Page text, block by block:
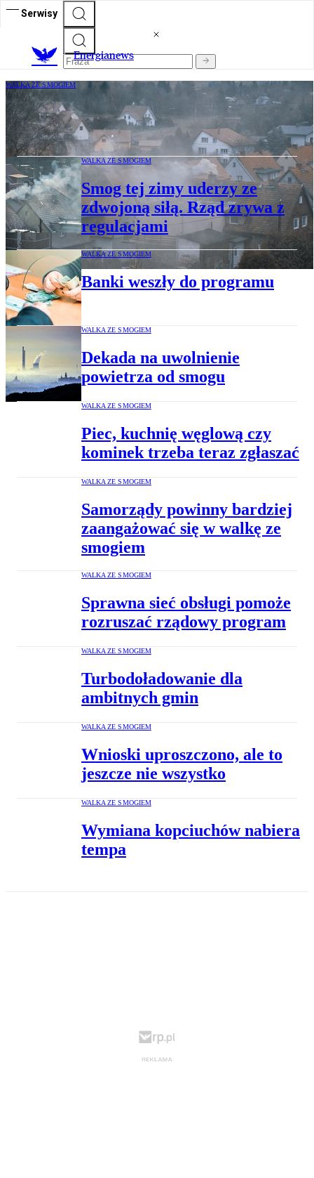
Serwisy
Energianews
WALKA ZE SMOGIEM
Województwo śląskie było
antysmogowym liderem w 2022 roku
WALKA ZE SMOGIEM
Smog tej zimy uderzy ze
zdwojoną siłą. Rząd zrywa z
regulacjami
WALKA ZE SMOGIEM
Banki weszły do programu
WALKA ZE SMOGIEM
Dekada na uwolnienie
powietrza od smogu
WALKA ZE SMOGIEM
Piec, kuchnię węglową czy
kominek trzeba teraz zgłaszać
WALKA ZE SMOGIEM
Samorządy powinny bardziej
zaangażować się w walkę ze
smogiem
WALKA ZE SMOGIEM
Sprawna sieć obsługi pomoże
rozruszać rządowy program
WALKA ZE SMOGIEM
Turbodoładowanie dla
ambitnych gmin
WALKA ZE SMOGIEM
Wnioski uproszczono, ale to
jeszcze nie wszystko
WALKA ZE SMOGIEM
Wymiana kopciuchów nabiera
tempa